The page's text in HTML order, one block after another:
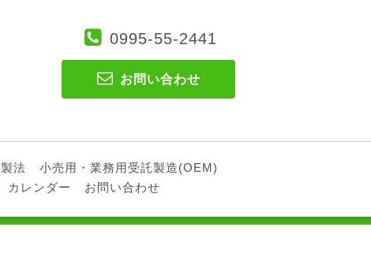
0995-55-2441
お問い合わせ
法
小売用・業務用受託製造(OEM)
カレンダー お問い合わせ